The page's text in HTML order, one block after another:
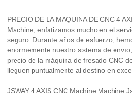
PRECIO DE LA MÁQUINA DE CNC 4
Machine, enfatizamos mucho en el
seguro. Durante años de esfuerzo,
enormemente nuestro sistema de
precio de la máquina de fresado CNC
lleguen puntualmente al destino en
JSWAY 4 AXIS CNC Machine Machine